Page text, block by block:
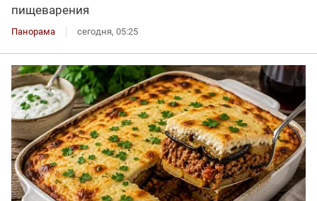
пищеварения
Панорама сегодня, 05:25